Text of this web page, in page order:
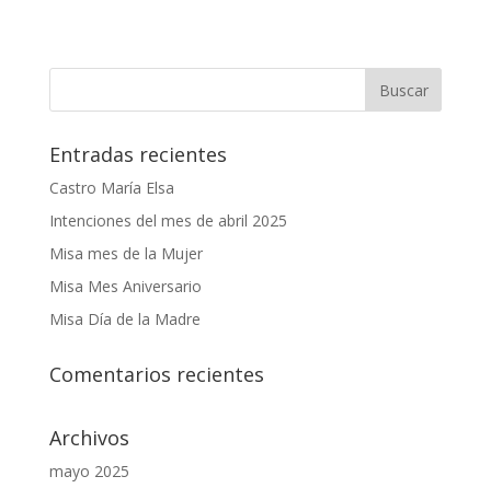
Entradas recientes
Castro María Elsa
Intenciones del mes de abril 2025
Misa mes de la Mujer
Misa Mes Aniversario
Misa Día de la Madre
Comentarios recientes
Archivos
mayo 2025